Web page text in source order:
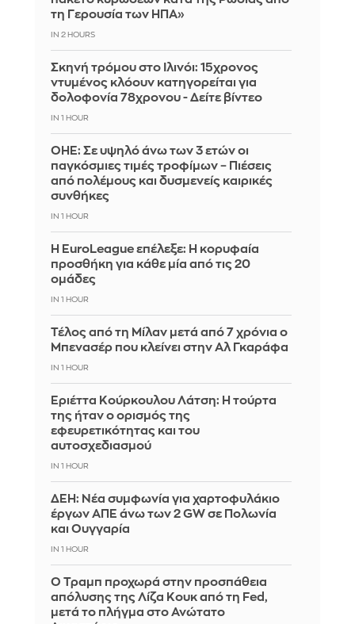
τη Γερουσία των ΗΠΑ»
IN 2 HOURS
Σκηνή τρόμου στο Ιλινόι: 15χρονος
ντυμένος κλόουν κατηγορείται για
δολοφονία 78χρονου - Δείτε βίντεο
IN 1 HOUR
ΟΗΕ: Σε υψηλό άνω των 3 ετών οι
παγκόσμιες τιμές τροφίμων – Πιέσεις
από πολέμους και δυσμενείς καιρικές
συνθήκες
IN 1 HOUR
Η EuroLeague επέλεξε: Η κορυφαία
προσθήκη για κάθε μία από τις 20
ομάδες
IN 1 HOUR
Τέλος από τη Μίλαν μετά από 7 χρόνια ο
Μπενασέρ που κλείνει στην Αλ Γκαράφα
IN 1 HOUR
Εριέττα Κούρκουλου Λάτση: Η τούρτα
της ήταν ο ορισμός της
εφευρετικότητας και του
αυτοσχεδιασμού
IN 1 HOUR
ΔΕΗ: Νέα συμφωνία για χαρτοφυλάκιο
έργων ΑΠΕ άνω των 2 GW σε Πολωνία
και Ουγγαρία
IN 1 HOUR
Ο Τραμπ προχωρά στην προσπάθεια
απόλυσης της Λίζα Κουκ από τη Fed,
μετά το πλήγμα στο Ανώτατο